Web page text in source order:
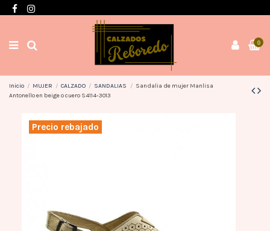
0
Inicio MUJER CALZADO SANDALIAS
Sandalia de mujer Manlisa
Antonello en beige o cuero S4114-3013
Precio rebajado